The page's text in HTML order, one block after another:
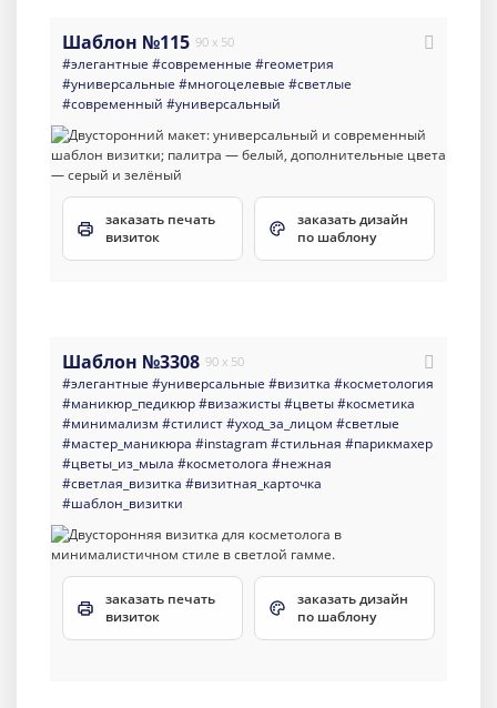
Шаблон №115 90 x 50
#элегантные #современные #геометрия
#универсальные #многоцелевые #светлые
#современный #универсальный
заказать печать
визиток
заказать дизайн
по шаблону
Шаблон №3308 90 x 50
#элегантные #универсальные #визитка #косметология
#маникюр_педикюр#визажисты#цветы#косметика
#минимализм #стилист#уход_за_лицом #светлые
#мастер_маникюра #instagram#стильная #парикмахер
#цветы_из_мыла #косметолога #нежная
#светлая_визитка #визитная_карточка
#шаблон_визитки
заказать печать
визиток
заказать дизайн
по шаблону